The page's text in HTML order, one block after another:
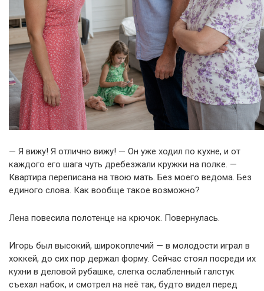
— Я вижу! Я отлично вижу! — Он уже ходил по кухне, и от
каждого его шага чуть дребезжали кружки на полке. —
Квартира переписана на твою мать. Без моего ведома. Без
единого слова. Как вообще такое возможно?
Лена повесила полотенце на крючок. Повернулась.
Игорь был высокий, широкоплечий — в молодости играл в
хоккей, до сих пор держал форму. Сейчас стоял посреди их
кухни в деловой рубашке, слегка ослабленный галстук
съехал набок, и смотрел на неё так, будто видел перед